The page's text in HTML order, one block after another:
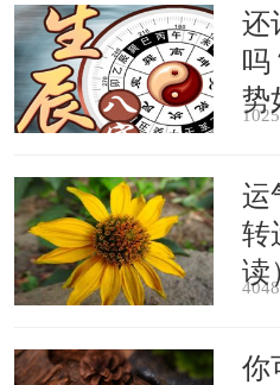
已婚女人梦见
得贵子，生漂亮的男
未婚女人梦见
陌生人一见钟情，
已婚男人梦见
情，或者某件事终于
欢
还
吗
势
运
转
读
你